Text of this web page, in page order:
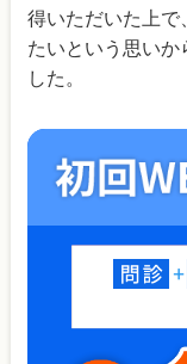
得いただいた上で
たいという思いか
した。